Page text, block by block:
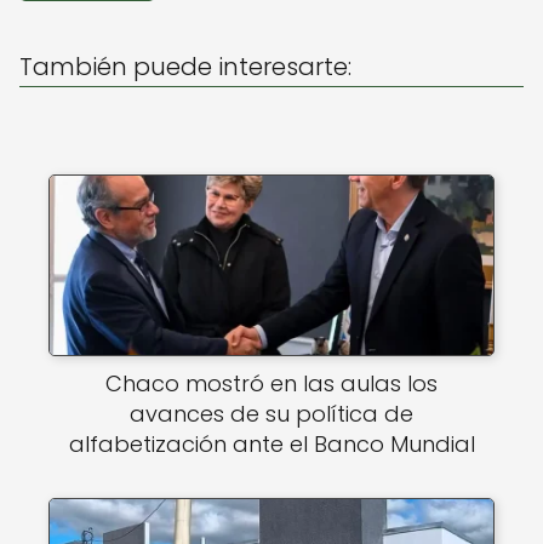
p o
k
También puede interesarte:
Chaco mostró en las aulas los
avances de su política de
alfabetización ante el Banco Mundial